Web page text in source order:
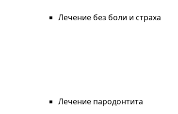
Лечение без боли и страха
Лечение пародонтита